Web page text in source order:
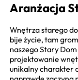
Aranżacja
Wnętrza starego
bije życie, tam
naszego Stary
projektowanie
unikalny charakter